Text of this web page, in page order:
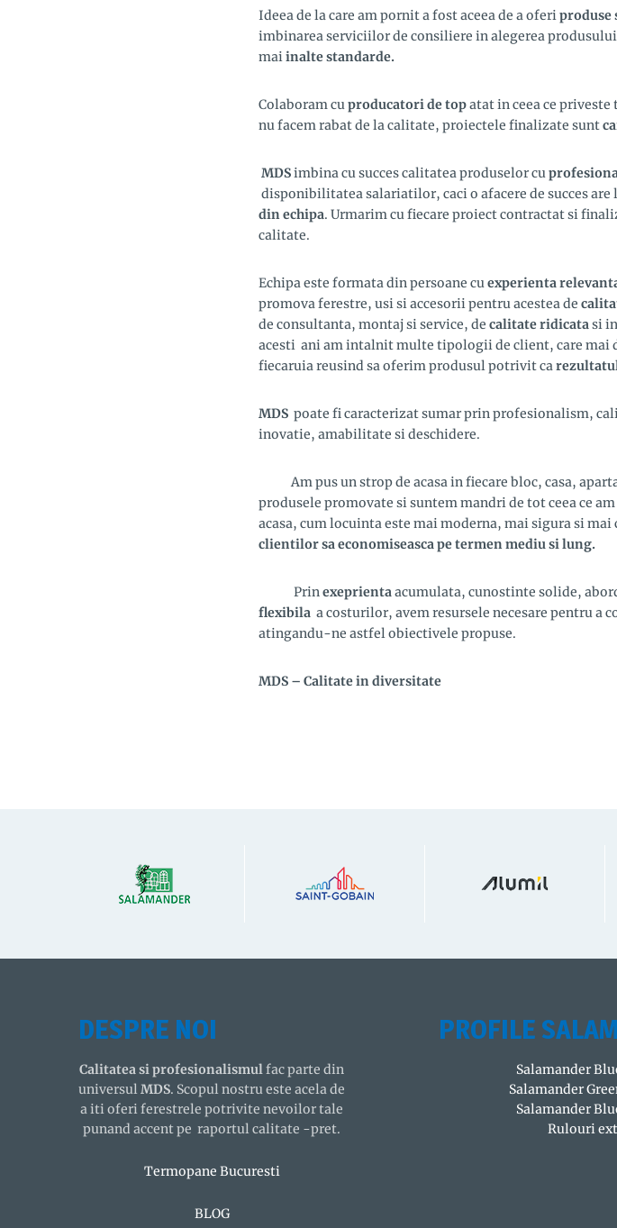
Ideea de la care am pornit a fost aceea de a oferiproduse
imbinarea serviciilor de consiliere in alegerea
maiinalte standarde.
Colaboram cuproducatori de topatat in ceea ce
nu facem rabat de la calitate, proiectele finalizate sunt
MDSimbina cu succes calitatea produselor cu
disponibilitatea salariatilor, caci o afacere de succes
din echipa. Urmarim cu fiecare proiect contractat si
calitate.
Echipa este formata din persoane cuexperienta
promova ferestre, usi si accesorii pentru acestea de
de consultanta, montaj si service, de calitate ridicatasi
acesti ani am intalnit multe tipologii de client, care mai
fiecaruia reusind sa oferim produsul potrivit ca
MDS poate fi caracterizat sumar prin profesionalism,
inovatie, amabilitate si deschidere.
Am pus un strop de acasa in fiecare bloc, casa,
produsele promovate si suntem mandri de tot ceea ce
acasa, cum locuinta este mai moderna, mai sigura si
clientilor sa economiseasca pe termen mediu si lung.
Prinexeprientaacumulata, cunostinte solide,
flexibila a costurilor, avem resursele necesare pentru a
atingandu-ne astfel obiectivele propuse.
MDS – Calitate in diversitate
DESPRE NOI
Calitatea si profesionalismulfac parte din
universulMDS. Scopul nostru este acela de
a iti oferi ferestrele potrivite nevoilor tale
punand accent pe raportul calitate -pret.
Termopane Bucuresti
BLOG
PROFILE
Salamander
Salamander
Salamander
Rulouri